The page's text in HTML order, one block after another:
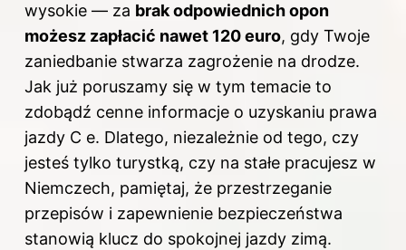
wysokie — za brak odpowiednich opon
możesz zapłacić nawet 120 euro, gdy Twoje
zaniedbanie stwarza zagrożenie na drodze.
Jak już poruszamy się w tym temacie to
zdobądź cenne informacje o uzyskaniu prawa
jazdy C e. Dlatego, niezależnie od tego, czy
jesteś tylko turystką, czy na stałe pracujesz w
Niemczech, pamiętaj, że przestrzeganie
przepisów i zapewnienie bezpieczeństwa
stanowią klucz do spokojnej jazdy zimą.